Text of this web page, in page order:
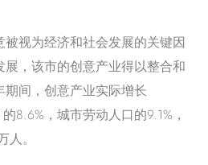
视为经济和社会发展的关键因
，该市的创意产业得以整合和
间，创意产业实际增长
8.6%，城市劳动人口的9.1%，
。